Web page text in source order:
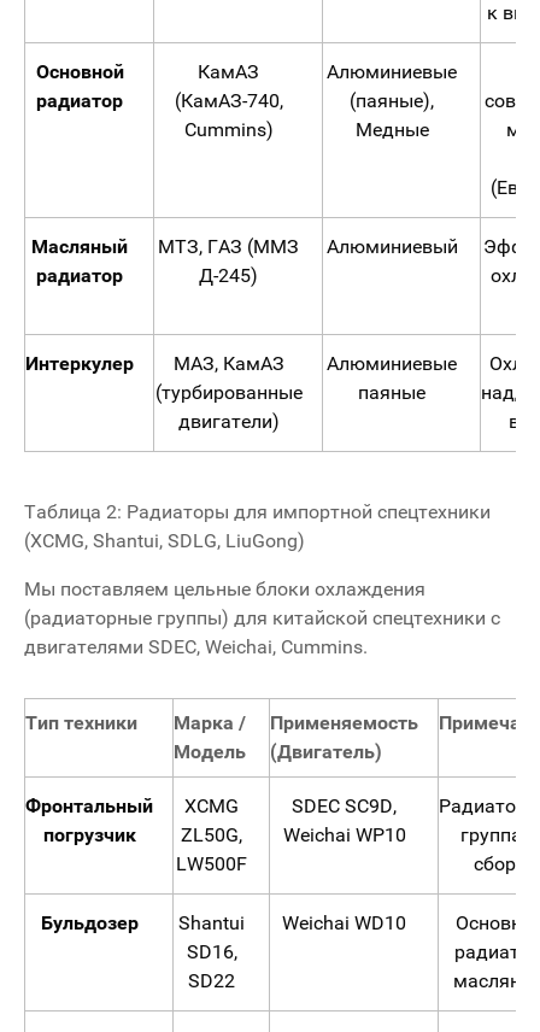
к
Основной
радиатор
КамАЗ
(КамАЗ-740,
Cummins)
Алюминиевые
(паяные),
Медные
Масляный
радиатор
МТЗ, ГАЗ (ММЗ
Д-245)
Алюминиевый
Интеркулер
МАЗ, КамАЗ
(турбированные
двигатели)
Алюминиевые
паяные
Таблица 2: Радиаторы для импортной спецтехники
(XCMG, Shantui, SDLG, LiuGong)
Мы поставляем цельные блоки охлаждения
(радиаторные группы) для китайской спецтехники с
двигателями SDEC, Weichai, Cummins.
Тип техники
Марка /
Модель
Применяемость
(Двигатель)
Фронтальный
погрузчик
XCMG
ZL50G,
LW500F
SDEC SC9D,
Weichai WP10
группа в
сборе
Бульдозер
Shantui
SD16,
SD22
Weichai WD10